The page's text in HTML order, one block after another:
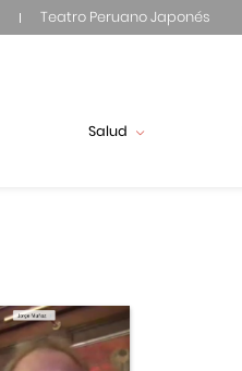
Teatro Peruano Japonés
Salud